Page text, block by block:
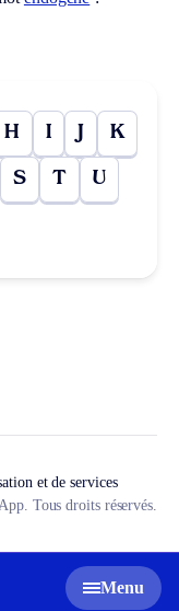
Menu
H I J K
S T U
et de services
Tous droits réservés.